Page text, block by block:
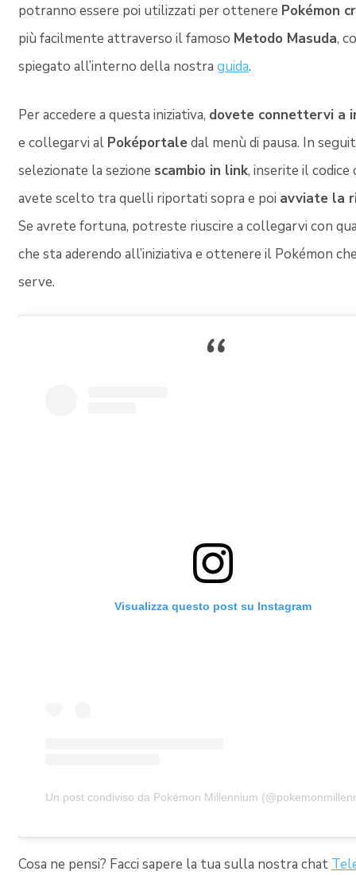
potranno essere poi utilizzati per ottenere Pokémon
più facilmente attraverso il famoso Metodo Masuda,
spiegato all’interno della nostra guida.
Per accedere a questa iniziativa, dovete connettervi a
e collegarvi al Poképortaledal menù di pausa. In
selezionate la sezione scambio in link, inserite il codice
avete scelto tra quelli riportati sopra e poi avviate la
Se avrete fortuna, potreste riuscire a collegarvi con
che sta aderendo all’iniziativa e ottenere il Pokémon
serve.
Visualizza questo post su Instagram
Cosa ne pensi? Facci sapere la tua sulla nostra chat